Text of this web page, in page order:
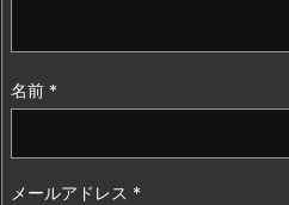
名前 *
メールアドレス *